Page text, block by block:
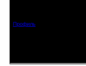
Профиль